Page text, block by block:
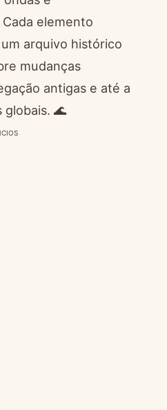
elemento
arquivo histórico
mudanças
antigas e até a
globais. 🌊